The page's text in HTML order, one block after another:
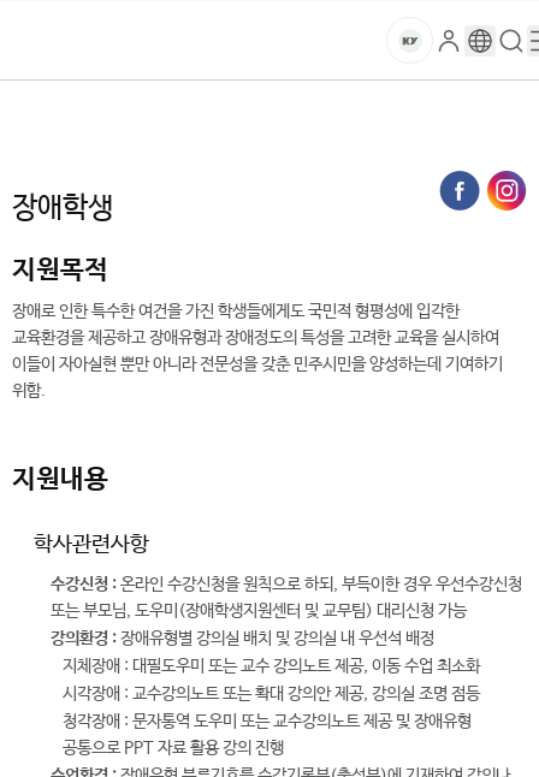
건
대
학
교
마
로
그
구
글
검
색
메
경
장애학생
지원목적
장애로 인한 특수한 여건을 가진 학생들에게도 국민적 형평성에 입각한
교육환경을 제공하고 장애유형과 장애정도의 특성을 고려한 교육을 실시하여
이들이 자아실현 뿐만 아니라 전문성을 갖춘 민주시민을 양성하는데 기여하기
위함.
지원내용
학사관련사항
수강신청 :온라인 수강신청을 원칙으로 하되, 부득이한 경우 우선수강신청
또는 부모님, 도우미(장애학생지원센터 및 교무팀) 대리신청 가능
강의환경 :장애유형별 강의실 배치 및 강의실 내 우선석 배정
지체장애 : 대필도우미 또는 교수 강의노트 제공, 이동 수업 최소화
시각장애 : 교수강의노트 또는 확대 강의안 제공, 강의실 조명 점등
청각장애 : 문자통역 도우미 또는 교수강의노트 제공 및 장애유형
공통으로 PPT 자료 활용 강의 진행